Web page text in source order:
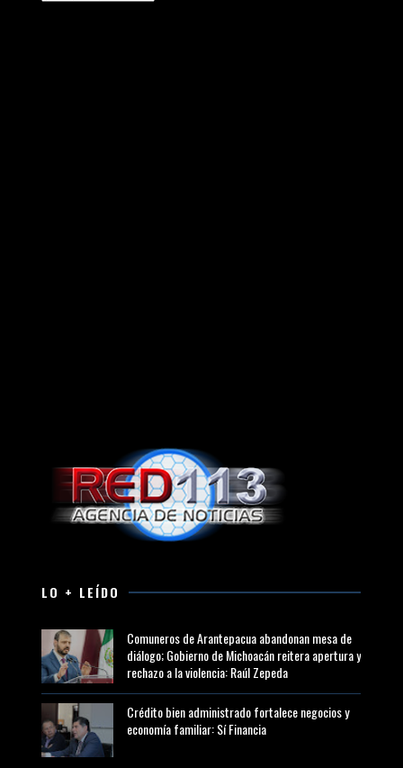
LO + LEÍDO
Comuneros de Arantepacua abandonan mesa de
diálogo; Gobierno de Michoacán reitera apertura y
rechazo a la violencia: Raúl Zepeda
Crédito bien administrado fortalece negocios y
economía familiar: Sí Financia